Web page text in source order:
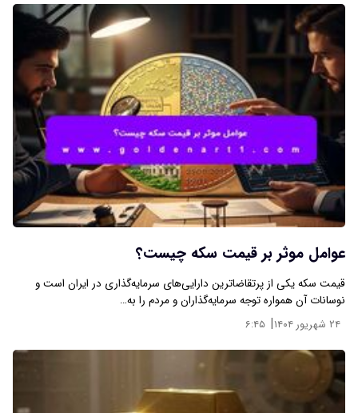
عوامل موثر بر قیمت سکه چیست؟
قیمت سکه یکی از پرتقاضاترین دارایی‌های سرمایه‌گذاری در ایران است و
نوسانات آن همواره توجه سرمایه‌گذاران و مردم را به…
۲۴ شهریور ۱۴۰۴ | ۶:۴۵